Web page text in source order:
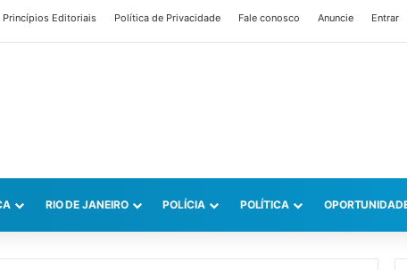
Princípios Editoriais Política de Privacidade Fale conosco Anuncie Entrar
RIO DE JANEIRO POLÍCIA POLÍTICA